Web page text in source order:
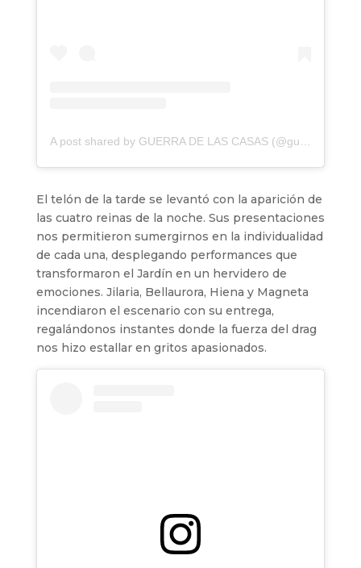
El telón de la tarde se levantó con la aparición de
las cuatro reinas de la noche. Sus presentaciones
nos permitieron sumergirnos en la individualidad
de cada una, desplegando performances que
transformaron el Jardín en un hervidero de
emociones. Jilaria, Bellaurora, Hiena y Magneta
incendiaron el escenario con su entrega,
regalándonos instantes donde la fuerza del drag
nos hizo estallar en gritos apasionados.